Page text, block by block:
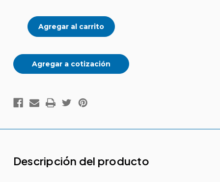
3E-
12N
Agregar a cotización
Descripción del producto